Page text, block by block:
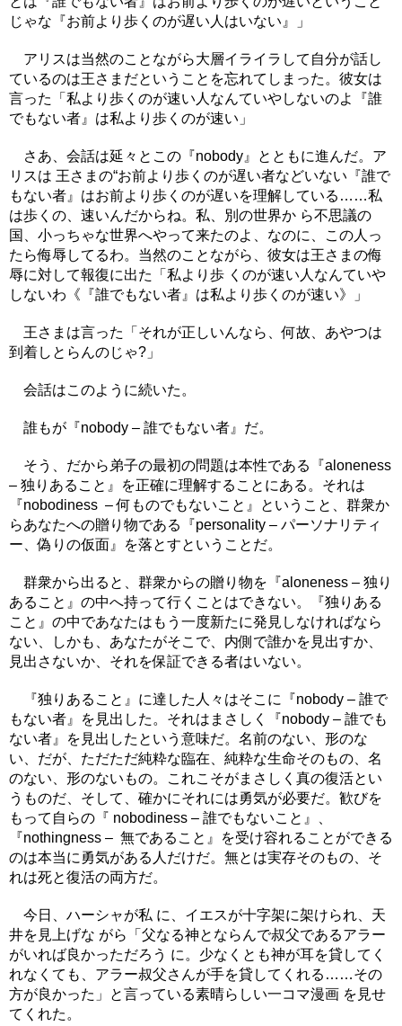
じゃな『お前より歩くのが遅い人はいない』」
アリスは当然のことながら大層イライラして自分が話し
ているのは王さまだということを忘れてしまった。彼女は
言った「私より歩くのが速い人なんていやしないのよ『誰
でもない者』は私より歩くのが速い」
さあ、会話は延々とこの『nobody』とともに進んだ。ア
リスは 王さまの“お前より歩くのが遅い者などいない『誰で
もない者』はお前より歩くのが遅いを理解している……私
は歩くの、速いんだからね。私、別の世界か ら不思議の
国、小っちゃな世界へやって来たのよ、なのに、この人っ
たら侮辱してるわ。当然のことながら、彼女は王さまの侮
辱に対して報復に出た「私より歩 くのが速い人なんていや
しないわ《『誰でもない者』は私より歩くのが速い》」
王さまは言った「それが正しいんなら、何故、あやつは
到着しとらんのじゃ?」
会話はこのように続いた。
誰もが『nobody – 誰でもない者』だ。
そう、だから弟子の最初の問題は本性である『aloneness
– 独りあること』を正確に理解することにある。それは
『nobodiness – 何ものでもないこと』ということ、群衆か
らあなたへの贈り物である『personality – パーソナリティ
ー、偽りの仮面』を落とすということだ。
群衆から出ると、群衆からの贈り物を『aloneness – 独り
あること』の中へ持って行くことはできない。『独りある
こと』の中であなたはもう一度新たに発見しなければなら
ない、しかも、あなたがそこで、内側で誰かを見出すか、
見出さないか、それを保証できる者はいない。
『独りあること』に達した人々はそこに『nobody – 誰で
もない者』を見出した。それはまさしく『nobody – 誰でも
ない者』を見出したという意味だ。名前のない、形のな
い、だが、ただただ純粋な臨在、純粋な生命そのもの、名
のない、形のないもの。これこそがまさしく真の復活とい
うものだ、そして、確かにそれには勇気が必要だ。歓びを
もって自らの『 nobodiness – 誰でもないこと』、
『nothingness – 無であること』を受け容れることができる
のは本当に勇気がある人だけだ。無とは実存そのもの、そ
れは死と復活の両方だ。
今日、ハーシャが私 に、イエスが十字架に架けられ、天
井を見上げな がら「父なる神とならんで叔父であるアラー
がいれば良かっただろう に。少なくとも神が耳を貸してく
れなくても、アラー叔父さんが手を貸してくれる……その
方が良かった」と言っている素晴らしい一コマ漫画 を見せ
てくれた。